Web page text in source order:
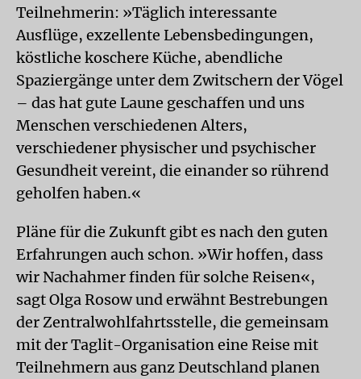
Teilnehmerin: »Täglich interessante
Ausflüge, exzellente Lebensbedingungen,
köstliche koschere Küche, abendliche
Spaziergänge unter dem Zwitschern der Vögel
– das hat gute Laune geschaffen und uns
Menschen verschiedenen Alters,
verschiedener physischer und psychischer
Gesundheit vereint, die einander so rührend
geholfen haben.«
Pläne für die Zukunft gibt es nach den guten
Erfahrungen auch schon. »Wir hoffen, dass
wir Nachahmer finden für solche Reisen«,
sagt Olga Rosow und erwähnt Bestrebungen
der Zentralwohlfahrtsstelle, die gemeinsam
mit der Taglit-Organisation eine Reise mit
Teilnehmern aus ganz Deutschland planen